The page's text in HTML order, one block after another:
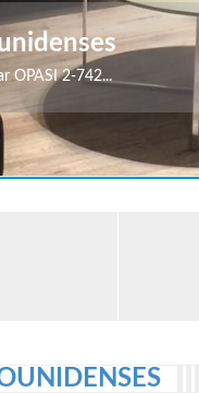
OPASI 2-742...